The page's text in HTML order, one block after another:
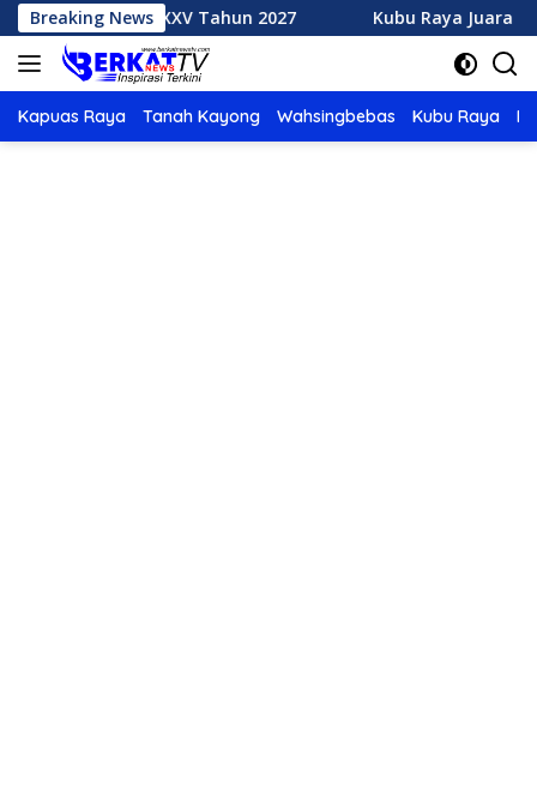
Langsung
ke
konten
Breaking News
XXXV Tahun 2027 Kubu Raya Juara Umum MTQ
Kapuas Raya Tanah Kayong Wahsingbebas Kubu Raya